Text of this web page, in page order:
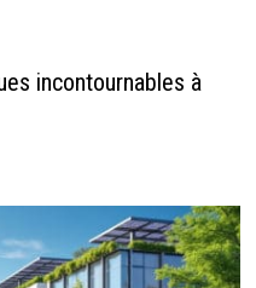
incontournables à